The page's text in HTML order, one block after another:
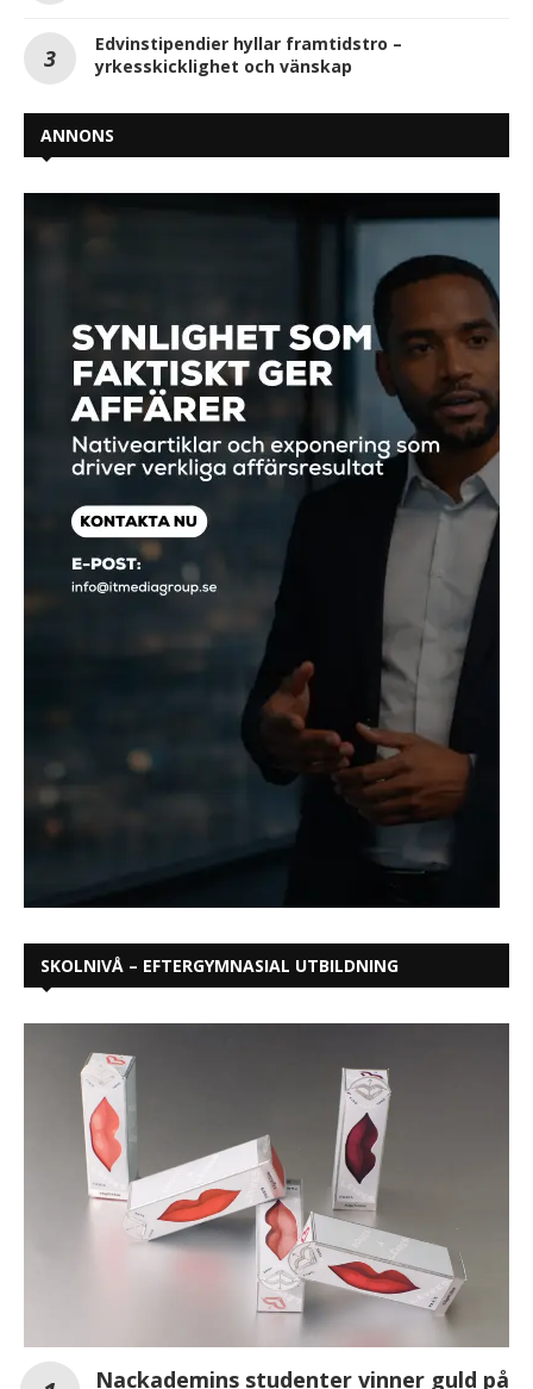
Edvinstipendier hyllar framtidstro –
yrkesskicklighet och vänskap
ANNONS
SKOLNIVÅ – EFTERGYMNASIAL UTBILDNING
Nackademins studenter vinner guld på